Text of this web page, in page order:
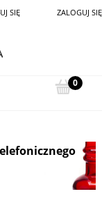
SIĘ ZALOGUJ SIĘ